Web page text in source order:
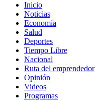
Inicio
Noticias
Economía
Salud
Deportes
Tiempo Libre
Nacional
Ruta del emprendedor
Opinión
Videos
Programas